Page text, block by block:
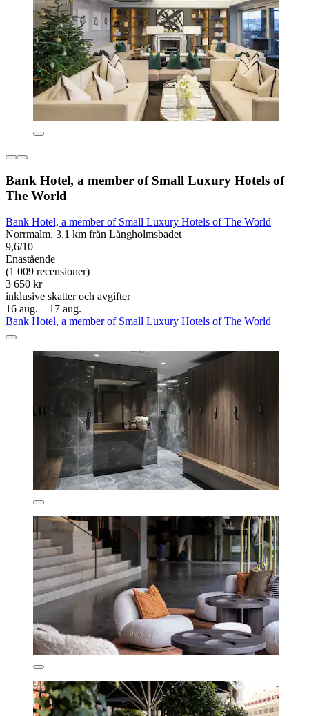
Bank Hotel, a member of Small Luxury Hotels of
The World
Bank Hotel, a member of Small Luxury Hotels of The World
Norrmalm, 3,1 km från Långholmsbadet
9,6/10
Enastående
(1 009 recensioner)
3 650 kr
inklusive skatter och avgifter
16 aug. – 17 aug.
Bank Hotel, a member of Small Luxury Hotels of The World